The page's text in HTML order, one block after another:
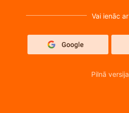
Vai ienāc ar
Pilnā versija